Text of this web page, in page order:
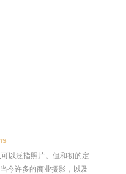
以泛指照片。但和初的定
今许多的商业摄影，以及